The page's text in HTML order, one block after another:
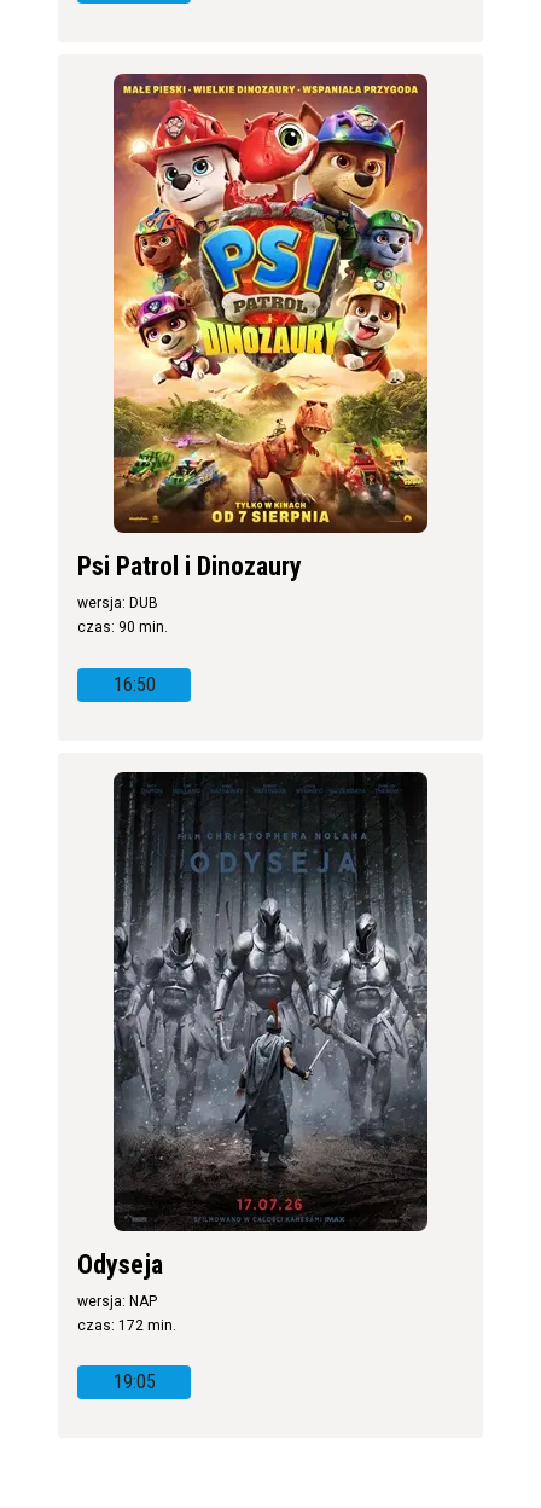
Psi Patrol i Dinozaury
wersja: DUB
czas: 90 min.
16:50
Odyseja
wersja: NAP
czas: 172 min.
19:05